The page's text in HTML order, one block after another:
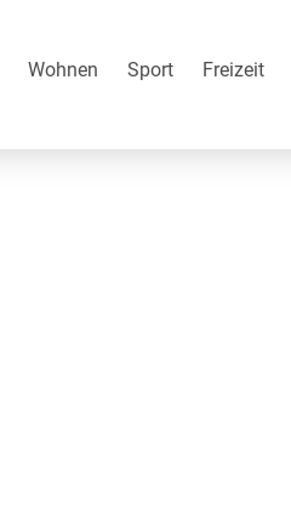
Wohnen Sport Freizeit